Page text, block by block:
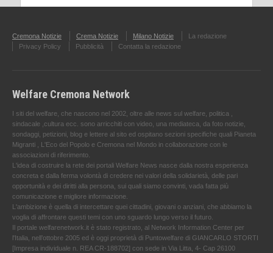
Cremona Notizie Crema Notizie Milano Notizie
La redazione
Privacy Policy
Pubblicità Contatta la redazione
Welfare Cremona Network
I siti del welfare, che nascono nel 2002, oltre alle news sul welfare, politica ,
sindacale ,cultura ecc. sono arricchiti con video, una mediateca, da foto notizie,
sondaggi, petizioni, blog e lettere al sito ed ospitano sezioni specifiche quali Pianeta
Migranti , L'Eco del Popolo e Cremona nel Mondo in collaborazione con le
associazioni di riferimento.
L'idea di costruire la rete dei portali Welfare News nasce dalla nostra esperienza
concreta e dalla ferma volontà di credere nei valori della solidarietà, delle pari
opportunità e dei diritti alla persona, sui quali siamo convinti, vada fatta più
comunicazione e migliore informazione.
L'ambizione è quella di intercettare quei cittadini, giovani o anziani, che abbiamo la
voglia di affrontare questi temi con uno sguardo lungo verso il futuro.
Il portale welfarenetwork.it è stato registrato, al Network Information Center per
l'Italia, nell’ottobre 2005 ed è oggi proprietà di Puntowelfare di GIANCARLO STORTI
[Impresa individuale n. REA CR-188702] con sede in Via Litta, 4- Cap 26100